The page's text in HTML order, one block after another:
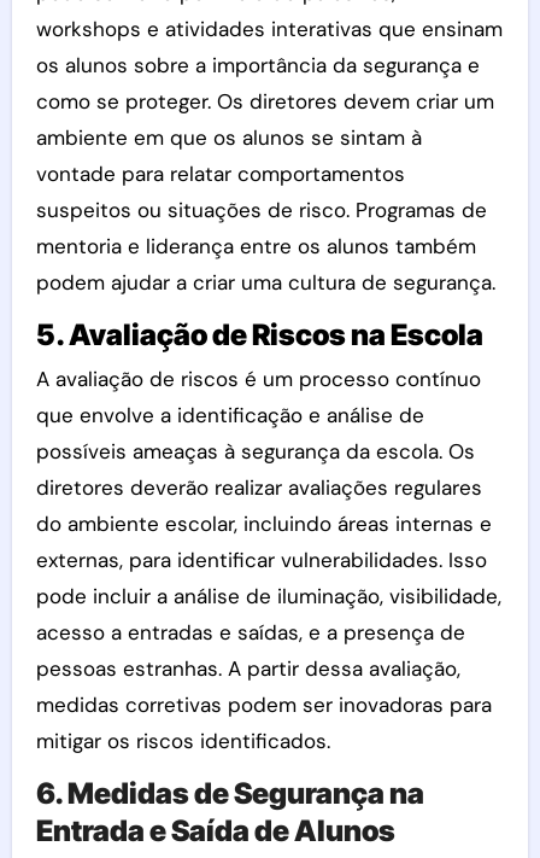
workshops e atividades interativas que ensinam
os alunos sobre a importância da segurança e
como se proteger. Os diretores devem criar um
ambiente em que os alunos se sintam à
vontade para relatar comportamentos
suspeitos ou situações de risco. Programas de
mentoria e liderança entre os alunos também
podem ajudar a criar uma cultura de segurança.
5. Avaliação de Riscos na Escola
A avaliação de riscos é um processo contínuo
que envolve a identificação e análise de
possíveis ameaças à segurança da escola. Os
diretores deverão realizar avaliações regulares
do ambiente escolar, incluindo áreas internas e
externas, para identificar vulnerabilidades. Isso
pode incluir a análise de iluminação, visibilidade,
acesso a entradas e saídas, e a presença de
pessoas estranhas. A partir dessa avaliação,
medidas corretivas podem ser inovadoras para
mitigar os riscos identificados.
6. Medidas de Segurança na
Entrada e Saída de Alunos